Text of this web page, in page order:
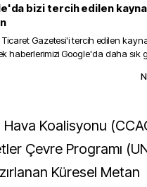
bizi tercih edilen
Gazetesi'i tercih edilen
haberlerimizi Google'da daha sık
Çevre Programı
Küresel Metan